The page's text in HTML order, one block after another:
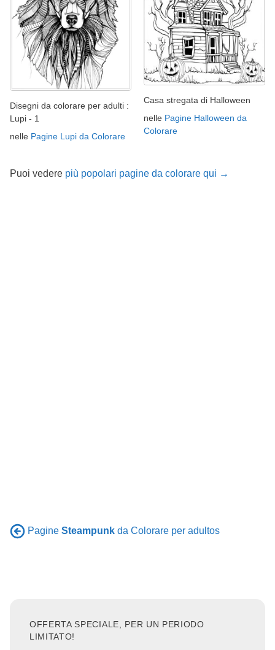
Disegni da colorare per adulti :
Lupi - 1
nelle Pagine Lupi da Colorare
Casa stregata di Halloween
nelle Pagine Halloween da
Colorare
Puoi vedere più popolari pagine da colorare qui →
Pagine Steampunk da Colorare per adultos
OFFERTA SPECIALE, PER UN PERIODO
LIMITATO!